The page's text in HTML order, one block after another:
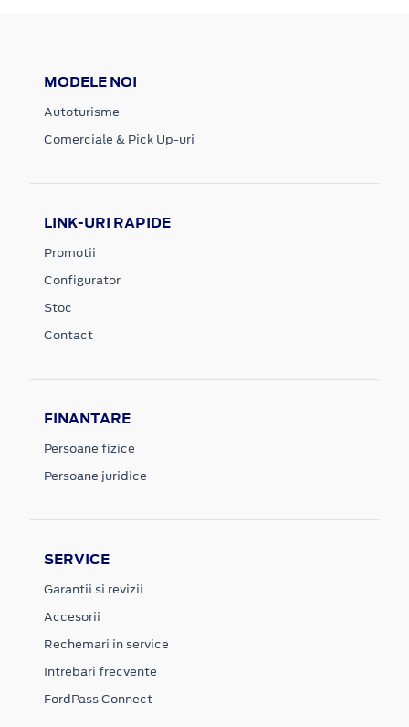
MODELE NOI
Autoturisme
Comerciale & Pick Up-uri
LINK-URI RAPIDE
Promotii
Configurator
Stoc
Contact
FINANTARE
Persoane fizice
Persoane juridice
SERVICE
Garantii si revizii
Accesorii
Rechemari in service
Intrebari frecvente
FordPass Connect